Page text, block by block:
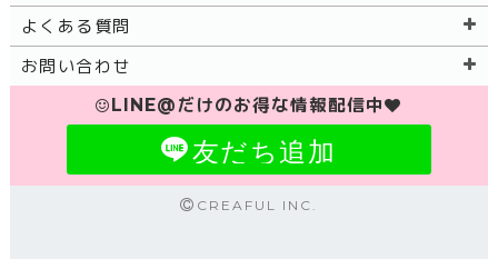
よくある質問
お問い合わせ
LINE@だけのお得な情報配信中
友だち追加
CREAFUL INC.